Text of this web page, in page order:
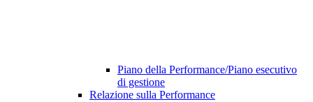
Piano della Performance/Piano esecutivo
di gestione
Relazione sulla Performance